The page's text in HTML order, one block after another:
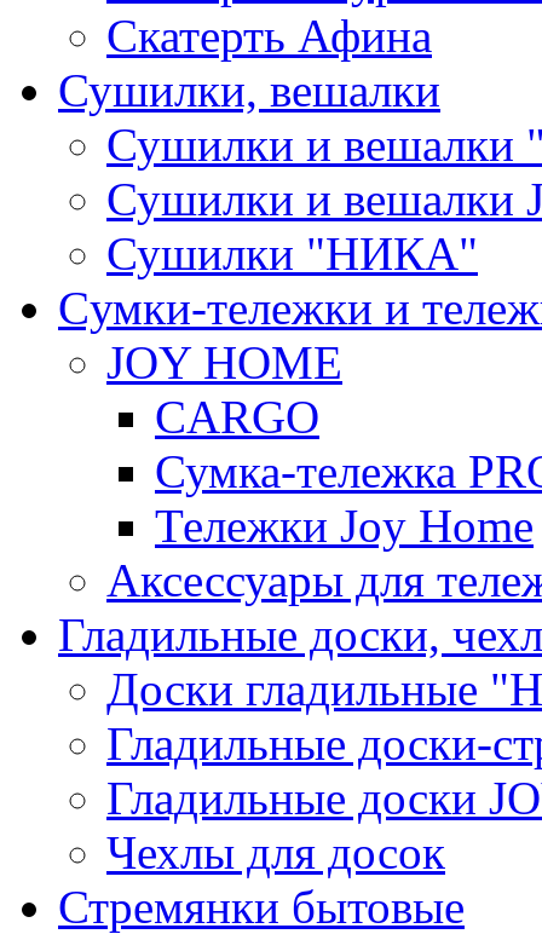
Скатерть Афина
Сушилки, вешалки
Сушилки и вешалки
Сушилки и вешалки
Сушилки "НИКА"
Cумки-тележки и
JOY HOME
CARGO
Сумка-тележка
Тележки Joy Home
Аксессуары для
Гладильные доски,
Доски гладильные
Гладильные доски-
Гладильные доски
Чехлы для досок
Стремянки бытовые